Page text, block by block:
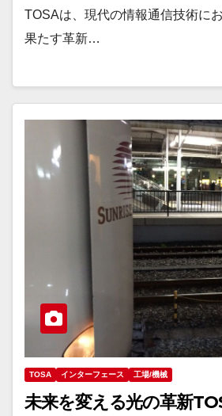
TOSAは、現代の情報通信技術に
果たす革新…
TOSA インターフェース 工場/機械
未来を変える光の革新